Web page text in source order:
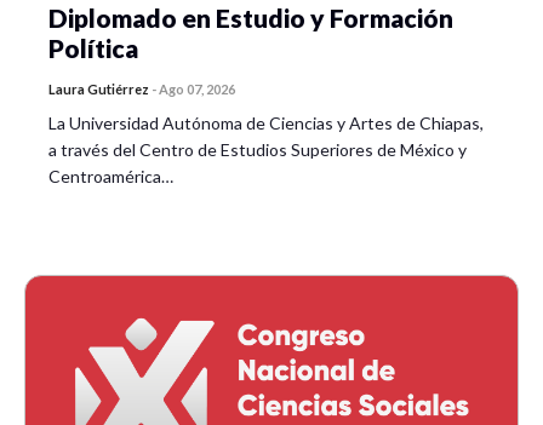
INFORMACIÓN IMPORTANTE:
Para poder participar e interactuar dentro del curso-taller
es necesario registrarse al correo ug@colef.mx para recibir
el enlace y la contraseña de acceso a la plataforma Zoom.
Diplomado en Estudio y Formación
Política
Laura Gutiérrez -Ago 07, 2026
La Universidad Autónoma de Ciencias y Artes de Chiapas,
a través del Centro de Estudios Superiores de México y
Centroamérica…